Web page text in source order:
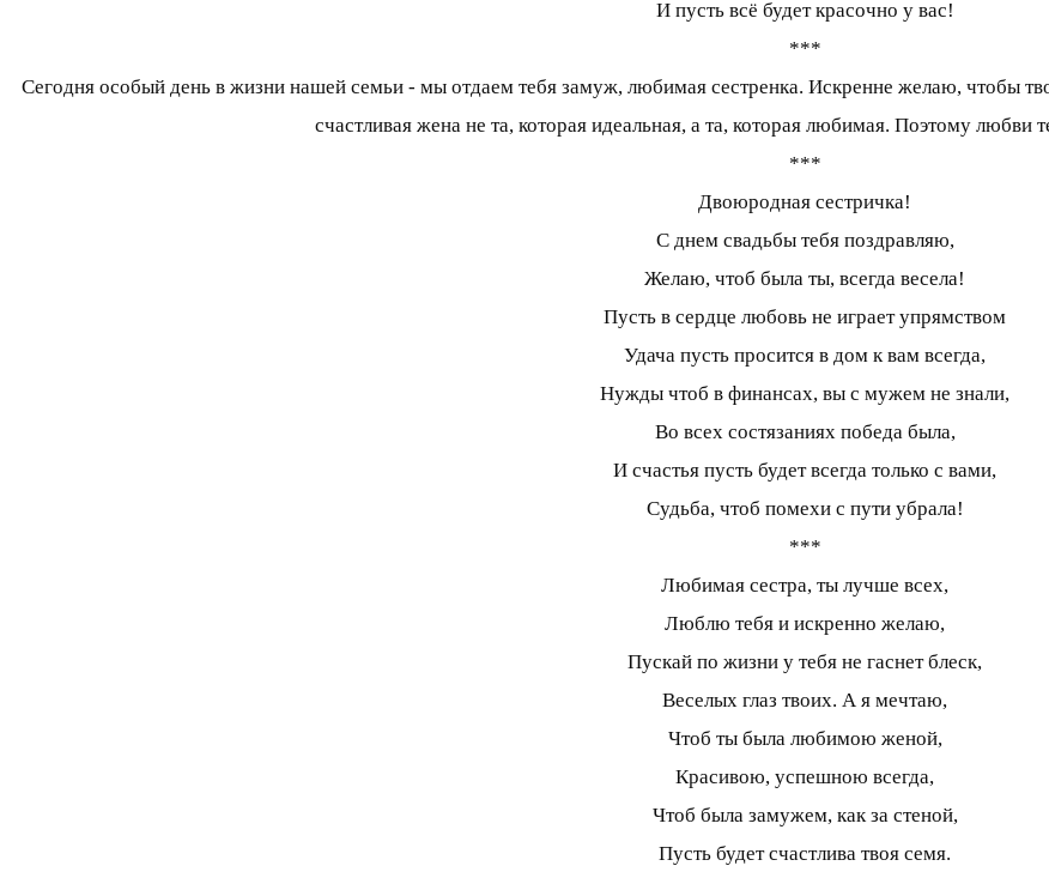
И пусть всё будет красочно у вас!
***
Сегодня особый день в жизни нашей семьи - мы отдаем тебя замуж, любимая сестренка. Искренне желаю, чтобы
счастливая жена не та, которая идеальная, а та, которая любимая. Поэтому любви
***
Двоюродная сестричка!
С днем свадьбы тебя поздравляю,
Желаю, чтоб была ты, всегда весела!
Пусть в сердце любовь не играет упрямством
Удача пусть просится в дом к вам всегда,
Нужды чтоб в финансах, вы с мужем не знали,
Во всех состязаниях победа была,
И счастья пусть будет всегда только с вами,
Судьба, чтоб помехи с пути убрала!
***
Любимая сестра, ты лучше всех,
Люблю тебя и искренно желаю,
Пускай по жизни у тебя не гаснет блеск,
Веселых глаз твоих. А я мечтаю,
Чтоб ты была любимою женой,
Красивою, успешною всегда,
Чтоб была замужем, как за стеной,
Пусть будет счастлива твоя семя.